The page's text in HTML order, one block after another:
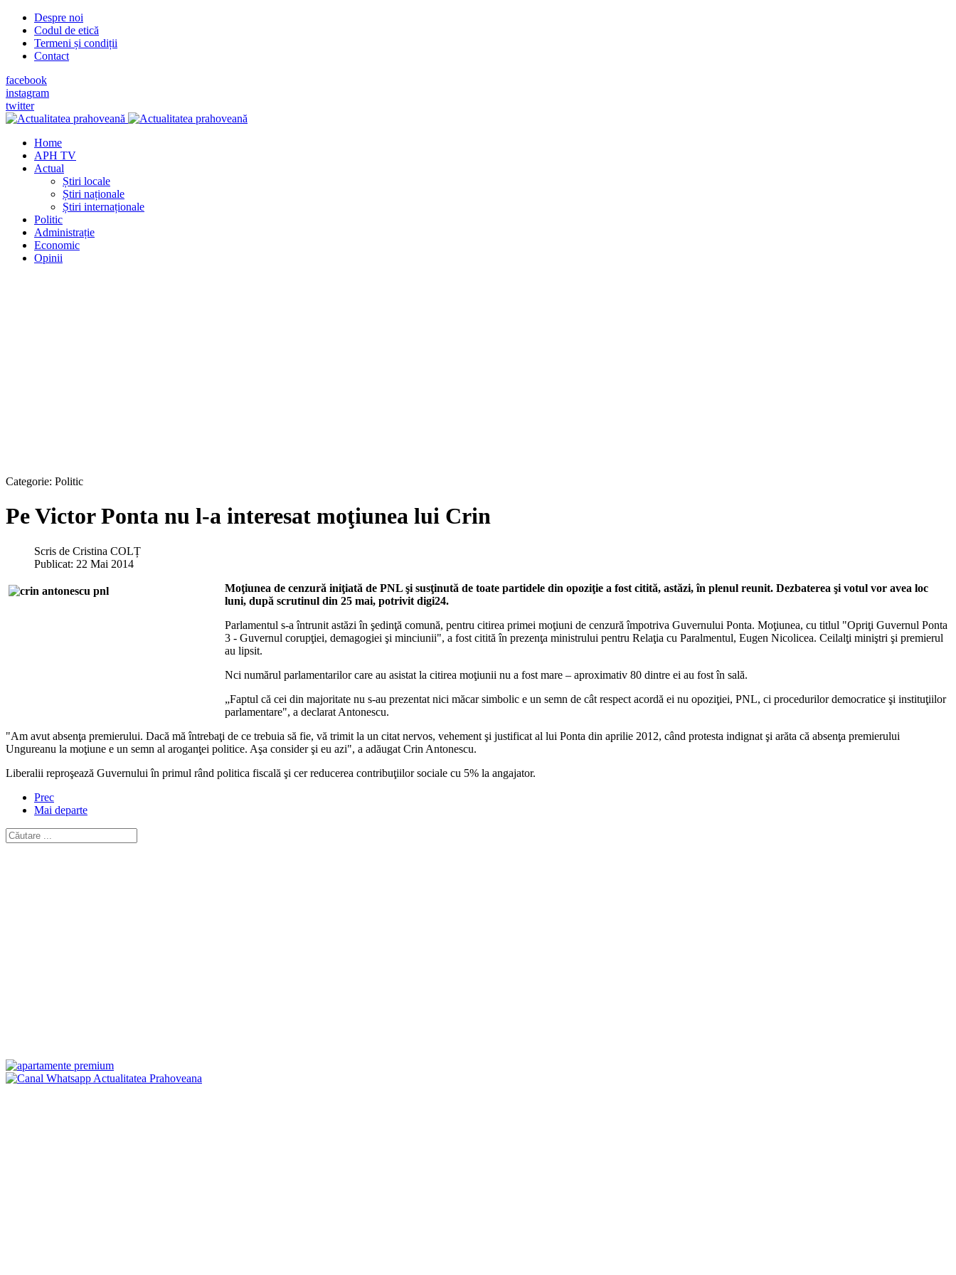
Despre noi
Codul de etică
Termeni și condiții
Contact
facebook
instagram
twitter
Home
APH TV
Actual
Știri locale
Știri naționale
Știri internaționale
Politic
Administrație
Economic
Opinii
Categorie: Politic
Pe Victor Ponta nu l-a interesat moţiunea lui Crin
Scris de Cristina COLȚ
Publicat: 22 Mai 2014
Moţiunea de cenzură iniţiată de PNL şi susţinută de toate partidele din opoziţie a fost citită, astăzi, în plenul reunit. Dezbaterea şi votul vor avea loc
luni, după scrutinul din 25 mai, potrivit digi24.
Parlamentul s-a întrunit astăzi în şedinţă comună, pentru citirea primei moţiuni de cenzură împotriva Guvernului Ponta. Moţiunea, cu titlul "Opriţi Guvernul Ponta
3 - Guvernul corupţiei, demagogiei şi minciunii", a fost citită în prezenţa ministrului pentru Relaţia cu Paralmentul, Eugen Nicolicea. Ceilalţi miniştri şi premierul
au lipsit.
Nci numărul parlamentarilor care au asistat la citirea moţiunii nu a fost mare – aproximativ 80 dintre ei au fost în sală.
„Faptul că cei din majoritate nu s-au prezentat nici măcar simbolic e un semn de cât respect acordă ei nu opoziţiei, PNL, ci procedurilor democratice şi instituţiilor
parlamentare", a declarat Antonescu.
"Am avut absenţa premierului. Dacă mă întrebaţi de ce trebuia să fie, vă trimit la un citat nervos, vehement şi justificat al lui Ponta din aprilie 2012, când protesta indignat şi arăta că absenţa premierului
Ungureanu la moţiune e un semn al aroganţei politice. Aşa consider şi eu azi", a adăugat Crin Antonescu.
Liberalii reproşează Guvernului în primul rând politica fiscală şi cer reducerea contribuţiilor sociale cu 5% la angajator.
Prec
Mai departe